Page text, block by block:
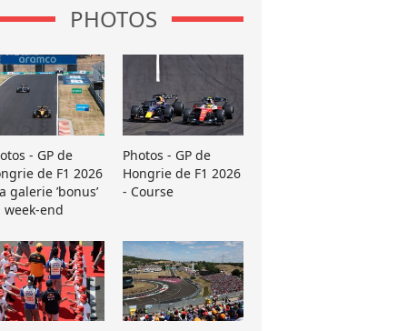
PHOTOS
- GP de
de F1 2026
galerie ’bonus’
week-end
Photos - GP de
Hongrie de F1 2026
- Course